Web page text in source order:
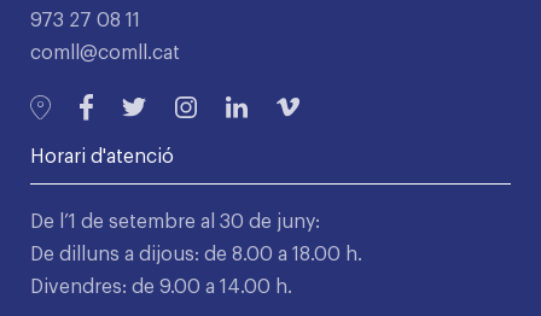
973 27 08 11
comll@comll.cat
Horari d'atenció
De l’1 de setembre al 30 de juny:
De dilluns a dijous: de 8.00 a 18.00 h.
Divendres: de 9.00 a 14.00 h.